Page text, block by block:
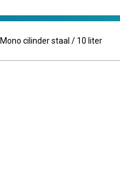
Mono cilinder staal / 10 liter